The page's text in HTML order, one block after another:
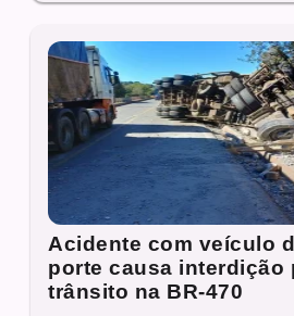
Acidente com veículo
porte causa interdição
trânsito na BR-470